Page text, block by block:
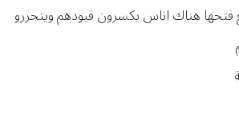
هناك اناس يكسرون قيودهم ويتحررو